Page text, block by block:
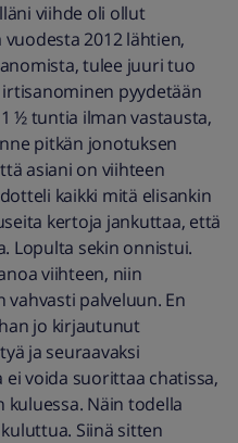
viihde oli ollut
2012 lähtien,
tulee juuri tuo
pyydetään
½ tuntia ilman vastausta,
pitkän jonotuksen
asiani on viihteen
kaikki mitä elisankin
kertoja jankuttaa, että
Lopulta sekin onnistui.
viihteen, niin
palveluun. En
jo kirjautunut
ja seuraavaksi
voida suorittaa chatissa,
Näin todella
Siinä sitten